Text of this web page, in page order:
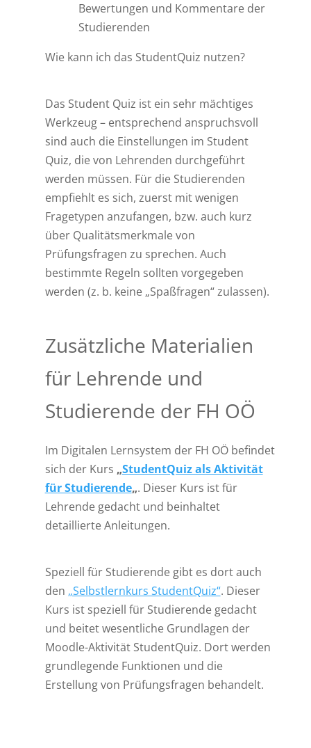
Bewertungen und Kommentare der
Studierenden
Wie kann ich das StudentQuiz nutzen?
Das Student Quiz ist ein sehr mächtiges
Werkzeug – entsprechend anspruchsvoll
sind auch die Einstellungen im Student
Quiz, die von Lehrenden durchgeführt
werden müssen. Für die Studierenden
empfiehlt es sich, zuerst mit wenigen
Fragetypen anzufangen, bzw. auch kurz
über Qualitätsmerkmale von
Prüfungsfragen zu sprechen. Auch
bestimmte Regeln sollten vorgegeben
werden (z. b. keine „Spaßfragen“ zulassen).
Zusätzliche Materialien
für Lehrende und
Studierende der FH OÖ
Im Digitalen Lernsystem der FH OÖ befindet
sich der Kurs „StudentQuiz als Aktivität
für Studierende„. Dieser Kurs ist für
Lehrende gedacht und beinhaltet
detaillierte Anleitungen.
Speziell für Studierende gibt es dort auch
den „Selbstlernkurs StudentQuiz“. Dieser
Kurs ist speziell für Studierende gedacht
und beitet wesentliche Grundlagen der
Moodle-Aktivität StudentQuiz. Dort werden
grundlegende Funktionen und die
Erstellung von Prüfungsfragen behandelt.